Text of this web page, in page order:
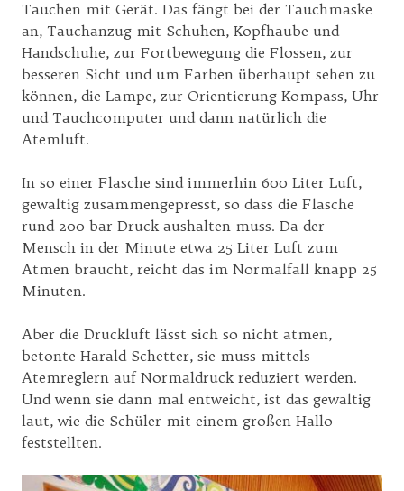
Tauchen mit Gerät. Das fängt bei der Tauchmaske
an, Tauchanzug mit Schuhen, Kopfhaube und
Handschuhe, zur Fortbewegung die Flossen, zur
besseren Sicht und um Farben überhaupt sehen zu
können, die Lampe, zur Orientierung Kompass, Uhr
und Tauchcomputer und dann natürlich die
Atemluft.
In so einer Flasche sind immerhin 600 Liter Luft,
gewaltig zusammengepresst, so dass die Flasche
rund 200 bar Druck aushalten muss. Da der
Mensch in der Minute etwa 25 Liter Luft zum
Atmen braucht, reicht das im Normalfall knapp 25
Minuten.
Aber die Druckluft lässt sich so nicht atmen,
betonte Harald Schetter, sie muss mittels
Atemreglern auf Normaldruck reduziert werden.
Und wenn sie dann mal entweicht, ist das gewaltig
laut, wie die Schüler mit einem großen Hallo
feststellten.